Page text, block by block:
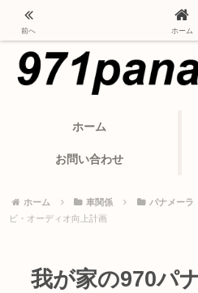
ポルシェ・パナメーラか
ホーム
お問い合わせ
ホーム 車関係 パナメーラ
ビ・オーディオ向上計画
我が家の970パ
前へ ホーム